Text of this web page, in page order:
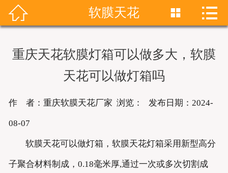
首页
联系我们
 软膜天花  
重庆天花软膜灯箱可以做多大，软膜
天花可以做灯箱吗
作 者：重庆软膜天花厂家 浏览： 发布日期：2024-
08-07
软膜天花可以做灯箱，软膜天花灯箱采用新型高分
子聚合材料制成，0.18毫米厚,通过一次或多次切割成